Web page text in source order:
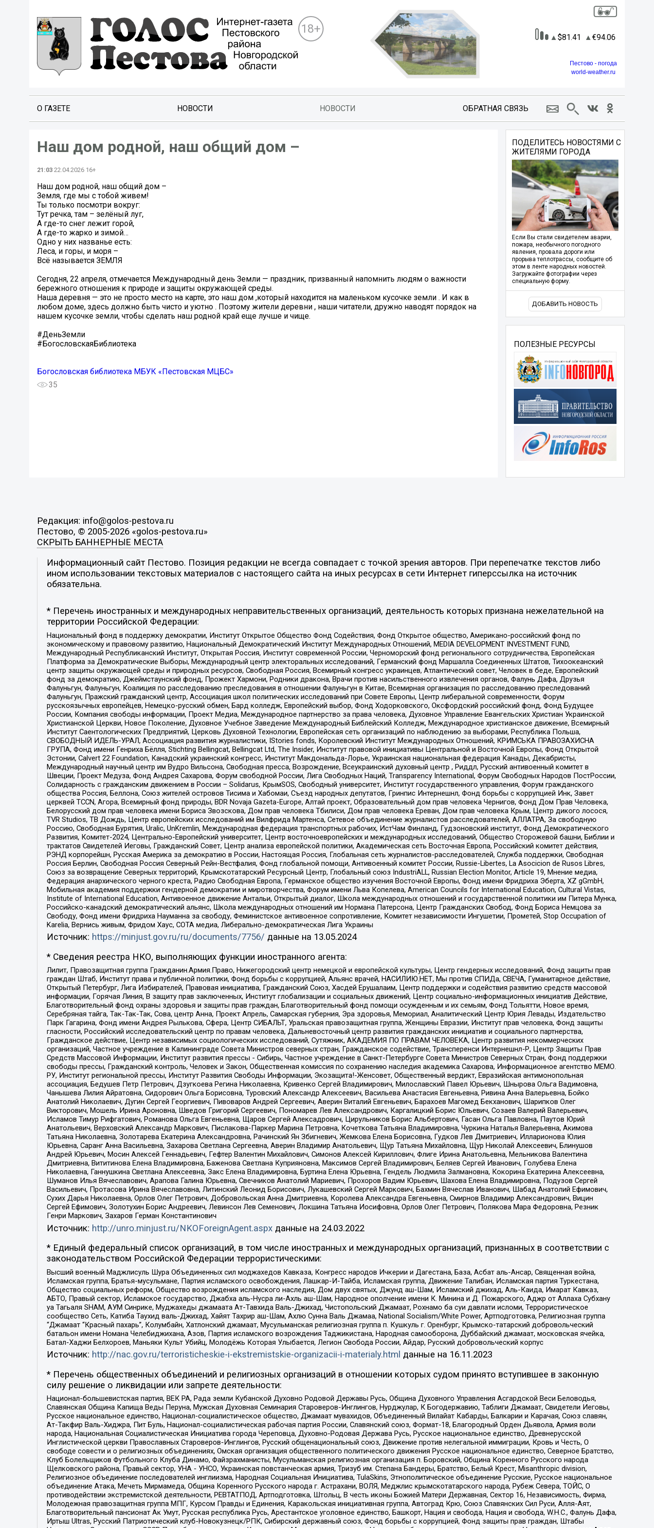
18+
81.41 94.06
Пестово - погода
world-weather.ru
О ГАЗЕТЕ НОВОСТИ НОВОСТИ ОБРАТНАЯ СВЯЗЬ
Наш дом родной, наш общий дом –
21:03 22.04.2026 16+
Наш дом родной, наш общий дом –
Земля, где мы с тобой живем!
Ты только посмотри вокруг:
Тут речка, там – зелёный луг,
А где-то снег лежит горой,
А где-то жарко и зимой…
Одно у них названье есть:
Леса, и горы, и моря –
Всё называется ЗЕМЛЯ
Сегодня, 22 апреля, отмечается Международный день Земли — праздник, призванный напомнить людям о важности
бережного отношения к природе и защиты окружающей среды.
Наша деревня — это не просто место на карте, это наш дом ,который находится на маленьком кусочке земли . И как в
любом доме, здесь должно быть чисто и уютно . Поэтому жители деревни , наши читатели, дружно наводят порядок на
нашем кусочке земли, чтобы сделать наш родной край еще лучше и чище.
#ДеньЗемли
#БогословскаяБиблиотека
Богословская библиотека МБУК «Пестовская МЦБС»
35
ПОДЕЛИТЕСЬ НОВОСТЯМИ С
ЖИТЕЛЯМИ ГОРОДА
Если Вы стали свидетелем аварии,
пожара, необычного погодного
явления, провала дороги или
прорыва теплотрассы, сообщите об
этом в ленте народных новостей.
Загружайте фотографии через
специальную форму.
ДОБАВИТЬ НОВОСТЬ
ПОЛЕЗНЫЕ РЕСУРСЫ
Редакция: info@golos-pestova.ru
Пестово, © 2005-2026 «golos-pestova.ru»
СКРЫТЬ БАННЕРНЫЕ МЕСТА
Информационный сайт Пестово. Позиция редакции не всегда совпадает с точкой зрения авторов. При перепечатке текстов либо
ином использовании текстовых материалов с настоящего сайта на иных ресурсах в сети Интернет гиперссылка на источник
обязательна.
* Перечень иностранных и международных неправительственных организаций, деятельность которых признана нежелательной на
территории Российской Федерации:
Национальный фонд в поддержку демократии, Институт Открытое Общество Фонд Содействия, Фонд Открытое общество, Американо-российский фонд по
экономическому и правовому развитию, Национальный Демократический Институт Международных Отношений, MEDIA DEVELOPMENT INVESTMENT FUND,
Международный Республиканский Институт, Открытая Россия, Институт современной России, Черноморский фонд регионального сотрудничества, Европейская
Платформа за Демократические Выборы, Международный центр электоральных исследований, Германский фонд Маршалла Соединенных Штатов, Тихоокеанский
центр защиты окружающей среды и природных ресурсов, Свободная Россия, Всемирный конгресс украинцев, Атлантический совет, Человек в беде, Европейский
фонд за демократию, Джеймстаунский фонд, Прожект Хармони, Родники дракона, Врачи против насильственного извлечения органов, Фалунь Дафа, Друзья
Фалуньгун, Фалуньгун, Коалиция по расследованию преследования в отношении Фалуньгун в Китае, Всемирная организация по расследованию преследований
Фалуньгун, Пражский гражданский центр, Ассоциация школ политических исследований при Совете Европы, Центр либеральной современности, Форум
русскоязычных европейцев, Немецко-русский обмен, Бард колледж, Европейский выбор, Фонд Ходорковского, Оксфордский российский фонд, Фонд Будущее
России, Компания свободы информации, Проект Медиа, Международное партнерство за права человека, Духовное Управление Евангельских Христиан Украинской
Христианской Церкви, Новое Поколение, Духовное Учебное Заведение Международный Библейский Колледж, Международное христианское движение, Всемирный
Институт Саентологических Предприятий, Церковь Духовной Технологии, Европейская сеть организаций по наблюдению за выборами, Республика Польша,
СВОБОДНЫЙ ИДЕЛЬ-УРАЛ, Ассоциация развития журналистики, IStories fonds, Королевский Институт Международных Отношений, КРИМСЬКА ПРАВОЗАХИСНА
ГРУПА, Фонд имени Генриха Бёлля, Stichting Bellingcat, Bellingcat Ltd, The Insider, Институт правовой инициативы Центральной и Восточной Европы, Фонд Открытой
Эстонии, Calvert 22 Foundation, Канадский украинский конгресс, Институт Макдональда-Лорье, Украинская национальная федерация Канады, Декабристы,
Международный научный центр им Вудро Вильсона, Свободная пресса, Возрождение, Всеукраинский духовный центр , Риддл, Русский антивоенный комитет в
Швеции, Проект Медуза, Фонд Андрея Сахарова, Форум свободной России, Лига Свободных Наций, Transparеncy International, Форум Свободных Народов ПостРоссии,
Солидарность с гражданским движением в России – Solidarus, КрымSOS, Свободный университет, Институт государственного управления, Форум гражданского
общества Россия, Беллона, Союз жителей островов Тисима и Хабомаи, Съезд народных депутатов, Гринпис Интернешнл, Фонд борьбы с коррупцией Инк, Завет
церквей TCCN, Агора, Всемирный фонд природы, BDR Novaja Gazeta-Europe, Алтай проект, Образовательный дом прав человека Чернигов, Фонд Дом Прав Человека,
Белорусский дом прав человека имени Бориса Звозскова, Дом прав человека Тбилиси, Дом прав человека Ереван, Дом прав человека Крым, Центр дикого лосося,
TVR Studios, ТВ Дождь, Центр европейских исследований им Вилфрида Мартенса, Сетевое объединение журналистов расследователей, АЛЛАТРА, За свободную
Россию, Свободная Бурятия, Uralic, UnKremlin, Международная федерация транспортных рабочих, ИстЧам Финланд, Гудзоновский институт, Фонд Демократического
Развития, Комитет-2024, Центрально-Европейский университет, Центр восточноевропейских и международных исследований, Общество Сторожевой башни, Библии и
трактатов Свидетелей Иеговы, Гражданский Совет, Центр анализа европейской политики, Академическая сеть Восточная Европа, Российский комитет действия,
РЭНД корпорейшн, Русская Америка за демократию в России, Настоящая Россия, Глобальная сеть журналистов-расследователей, Служба поддержки, Свободная
Россия Берлин, Свободная Россия Северный Рейн-Вестфалия, Фонд глобальной помощи, Антивоенный комитет России, Russie-Libertes, La Asocicion de Rusos Libres,
Союз за возвращение Северных территорий, Крымскотатарский Ресурсный Центр, Глобальный союз IndustriALL, Russian Election Monitor, Article 19, Мнение медиа,
Федерация анархического черного креста, Радио Свободная Европа, Германское общество изучения Восточной Европы, Фонд имени Фридриха Эберта, XZ gGmbH,
Мобильная академия поддержки гендерной демократии и миротворчества, Форум имени Льва Копелева, American Councils for International Education, Cultural Vistas,
Institute of International Education, Антивоенное движение Антальи, Открытый диалог, Школа международных отношений и государственной политики им Питера Мунка,
Российско-канадский демократический альянс, Школа международных отношений им Нормана Патерсона, Центр Гражданских Свобод, Фонд Бориса Немцова за
Свободу, Фонд имени Фридриха Науманна за свободу, Феминистское антивоенное сопротивление, Комитет независимости Ингушетии, Прометей, Stop Occupation of
Karelia, Вернись живым, Фридом Хаус, СОТА медиа, Либерально-демократическая Лига Украины
Источник: https://minjust.gov.ru/ru/documents/7756/ данные на 13.05.2024
* Сведения реестра НКО, выполняющих функции иностранного агента:
Лилит, Правозащитная группа Гражданин.Армия.Право, Нижегородский центр немецкой и европейской культуры, Центр гендерных исследований, Фонд защиты прав
граждан Штаб, Институт права и публичной политики, Фонд борьбы с коррупцией, Альянс врачей, НАСИЛИЮ.НЕТ, Мы против СПИДа, СВЕЧА, Гуманитарное действие,
Открытый Петербург, Лига Избирателей, Правовая инициатива, Гражданский Союз, Хасдей Ерушалаим, Центр поддержки и содействия развитию средств массовой
информации, Горячая Линия, В защиту прав заключенных, Институт глобализации и социальных движений, Центр социально-информационных инициатив Действие,
Благотворительный фонд охраны здоровья и защиты прав граждан, Благотворительный фонд помощи осужденным и их семьям, Фонд Тольятти, Новое время,
Серебряная тайга, Так-Так-Так, Сова, центр Анна, Проект Апрель, Самарская губерния, Эра здоровья, Мемориал, Аналитический Центр Юрия Левады, Издательство
Парк Гагарина, Фонд имени Андрея Рылькова, Сфера, Центр СИБАЛЬТ, Уральская правозащитная группа, Женщины Евразии, Институт прав человека, Фонд защиты
гласности, Российский исследовательский центр по правам человека, Дальневосточный центр развития гражданских инициатив и социального партнерства,
Гражданское действие, Центр независимых социологических исследований, Сутяжник, АКАДЕМИЯ ПО ПРАВАМ ЧЕЛОВЕКА, Центр развития некоммерческих
организаций, Частное учреждение в Калининграде Совета Министров северных стран, Гражданское содействие, Трансперенси Интернешнл-Р, Центр Защиты Прав
Средств Массовой Информации, Институт развития прессы - Сибирь, Частное учреждение в Санкт-Петербурге Совета Министров Северных Стран, Фонд поддержки
свободы прессы, Гражданский контроль, Человек и Закон, Общественная комиссия по сохранению наследия академика Сахарова, Информационное агентство МЕМО.
РУ, Институт региональной прессы, Институт Развития Свободы Информации, Экозащита!-Женсовет, Общественный вердикт, Евразийская антимонопольная
ассоциация, Бедушев Петр Петрович, Дзугкоева Регина Николаевна, Кривенко Сергей Владимирович, Милославский Павел Юрьевич, Шнырова Ольга Вадимовна,
Чанышева Лилия Айратовна, Сидорович Ольга Борисовна, Туровский Александр Алексеевич, Васильева Анастасия Евгеньевна, Ривина Анна Валерьевна, Бойко
Анатолий Николаевич, Дугин Сергей Георгиевич, Пивоваров Андрей Сергеевич, Аверин Виталий Евгеньевич, Барахоев Магомед Бекханович, Шарипков Олег
Викторович, Мошель Ирина Ароновна, Шведов Григорий Сергеевич, Пономарев Лев Александрович, Каргалицкий Борис Юльевич, Созаев Валерий Валерьевич,
Исламов Тимур Рифгатович, Романова Ольга Евгеньевна, Щаров Сергей Алексадрович, Цирульников Борис Альбертович, Гасан Ольга Павловна, Паутов Юрий
Анатольевич, Верховский Александр Маркович, Пислакова-Паркер Марина Петровна, Кочеткова Татьяна Владимировна, Чуркина Наталья Валерьевна, Акимова
Татьяна Николаевна, Золотарева Екатерина Александровна, Рачинский Ян Збигневич, Жемкова Елена Борисовна, Гудков Лев Дмитриевич, Илларионова Юлия
Юрьевна, Саранг Анна Васильевна, Захарова Светлана Сергеевна, Аверин Владимир Анатольевич, Щур Татьяна Михайловна, Щур Николай Алексеевич, Блинушов
Андрей Юрьевич, Мосин Алексей Геннадьевич, Гефтер Валентин Михайлович, Симонов Алексей Кириллович, Флиге Ирина Анатольевна, Мельникова Валентина
Дмитриевна, Вититинова Елена Владимировна, Баженова Светлана Куприяновна, Максимов Сергей Владимирович, Беляев Сергей Иванович, Голубева Елена
Николаевна, Ганнушкина Светлана Алексеевна, Закс Елена Владимировна, Буртина Елена Юрьевна, Гендель Людмила Залмановна, Кокорина Екатерина Алексеевна,
Шуманов Илья Вячеславович, Арапова Галина Юрьевна, Свечников Анатолий Мариевич, Прохоров Вадим Юрьевич, Шахова Елена Владимировна, Подузов Сергей
Васильевич, Протасова Ирина Вячеславовна, Литинский Леонид Борисович, Лукашевский Сергей Маркович, Бахмин Вячеслав Иванович, Шабад Анатолий Ефимович,
Сухих Дарья Николаевна, Орлов Олег Петрович, Добровольская Анна Дмитриевна, Королева Александра Евгеньевна, Смирнов Владимир Александрович, Вицин
Сергей Ефимович, Золотухин Борис Андреевич, Левинсон Лев Семенович, Локшина Татьяна Иосифовна, Орлов Олег Петрович, Полякова Мара Федоровна, Резник
Генри Маркович, Захаров Герман Константинович
Источник: http://unro.minjust.ru/NKOForeignAgent.aspxданные на 24.03.2022
* Единый федеральный список организаций, в том числе иностранных и международных организаций, признанных в соответствии с
законодательством Российской Федерации террористическими:
Высший военный Маджлисуль Шура Объединенных сил моджахедов Кавказа, Конгресс народов Ичкерии и Дагестана, База, Асбат аль-Ансар, Священная война,
Исламская группа, Братья-мусульмане, Партия исламского освобождения, Лашкар-И-Тайба, Исламская группа, Движение Талибан, Исламская партия Туркестана,
Общество социальных реформ, Общество возрождения исламского наследия, Дом двух святых, Джунд аш-Шам, Исламский джихад, Аль-Каида, Имарат Кавказ,
АБТО, Правый сектор, Исламское государство, Джабха аль-Нусра ли-Ахль аш-Шам, Народное ополчение имени К. Минина и Д. Пожарского, Аджр от Аллаха Субхану
уа Тагьаля SHAM, АУМ Синрике, Муджахеды джамаата Ат-Тавхида Валь-Джихад, Чистопольский Джамаат, Рохнамо ба суи давлати исломи, Террористическое
сообщество Сеть, Катиба Таухид валь-Джихад, Хайят Тахрир аш-Шам, Ахлю Сунна Валь Джамаа, National Socialism/White Power, Артподготовка, Религиозная группа
“Джамаат “Красный пахарь”, Колумбайн, Хатлонский джамаат, Мусульманская религиозная группа п. Кушкуль г. Оренбург, Крымско-татарский добровольческий
батальон имени Номана Челебиджихана, Азов, Партия исламского возрождения Таджикистана, Народная самооборона, Дуббайский джамаат, московская ячейка,
Батал-Хаджи Белхороев, Маньяки Культ Убийц, Молодёжь Которая Улыбается, Легион Свобода России, Айдар, Русский добровольческий корпус
Источник: http://nac.gov.ru/terroristicheskie-i-ekstremistskie-organizacii-i-materialy.html данные на 16.11.2023
* Перечень общественных объединений и религиозных организаций в отношении которых судом принято вступившее в законную
силу решение о ликвидации или запрете деятельности:
Национал-большевистская партия, ВЕК РА, Рада земли Кубанской Духовно Родовой Державы Русь, Община Духовного Управления Асгардской Веси Беловодья,
Славянская Община Капища Веды Перуна, Мужская Духовная Семинария Староверов-Инглингов, Нурджулар, К Богодержавию, Таблиги Джамаат, Свидетели Иеговы,
Русское национальное единство, Национал-социалистическое общество, Джамаат мувахидов, Объединенный Вилайат Кабарды, Балкарии и Карачая, Союз славян,
Ат-Такфир Валь-Хиджра, Пит Буль, Национал-социалистическая рабочая партия России, Славянский союз, Формат-18, Благородный Орден Дьявола, Армия воли
народа, Национальная Социалистическая Инициатива города Череповца, Духовно-Родовая Держава Русь, Русское национальное единство, Древнерусской
Инглистической церкви Православных Староверов-Инглингов, Русский общенациональный союз, Движение против нелегальной иммиграции, Кровь и Честь, О
свободе совести и о религиозных объединениях, Омская организация общественного политического движения Русское национальное единство, Северное Братство,
Клуб Болельщиков Футбольного Клуба Динамо, Файзрахманисты, Мусульманская религиозная организация п. Боровский, Община Коренного Русского народа
Щелковского района, Правый сектор, УНА - УНСО, Украинская повстанческая армия, Тризуб им. Степана Бандеры, Братство, Белый Крест, Misanthropic division,
Религиозное объединение последователей инглиизма, Народная Социальная Инициатива, TulaSkins, Этнополитическое объединение Русские, Русское национальное
объединение Атака, Мечеть Мирмамеда, Община Коренного Русского народа г. Астрахани, ВОЛЯ, Меджлис крымскотатарского народа, Рубеж Севера, ТОЙС, О
противодействии экстремистской деятельности, РЕВТАТПОД, Артподготовка, Штольц, В честь иконы Божией Матери Державная, Сектор 16, Независимость, Фирма,
Молодежная правозащитная группа МПГ, Курсом Правды и Единения, Каракольская инициативная группа, Автоград Крю, Союз Славянских Сил Руси, Алля-Аят,
Благотворительный пансионат Ак Умут, Русская республика Русь, Арестантское уголовное единство, Башкорт, Нация и свобода, Нация и свобода, W.H.С., Фалунь Дафа,
Иртыш Ultras, Русский Патриотический клуб-Новокузнецк/РПК, Сибирский державный союз, Фонд борьбы с коррупцией, Фонд защиты прав граждан, Штабы